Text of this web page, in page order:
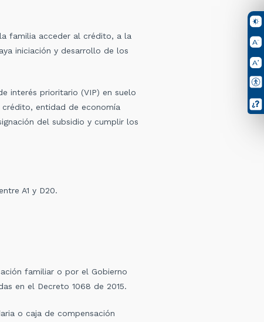
familia acceder al crédito, a la
iniciación y desarrollo de los
interés prioritario (VIP) en suelo
entidad de economía
del subsidio y cumplir los
A1 y D20.
familiar o por el Gobierno
en el Decreto 1068 de 2015.
o caja de compensación